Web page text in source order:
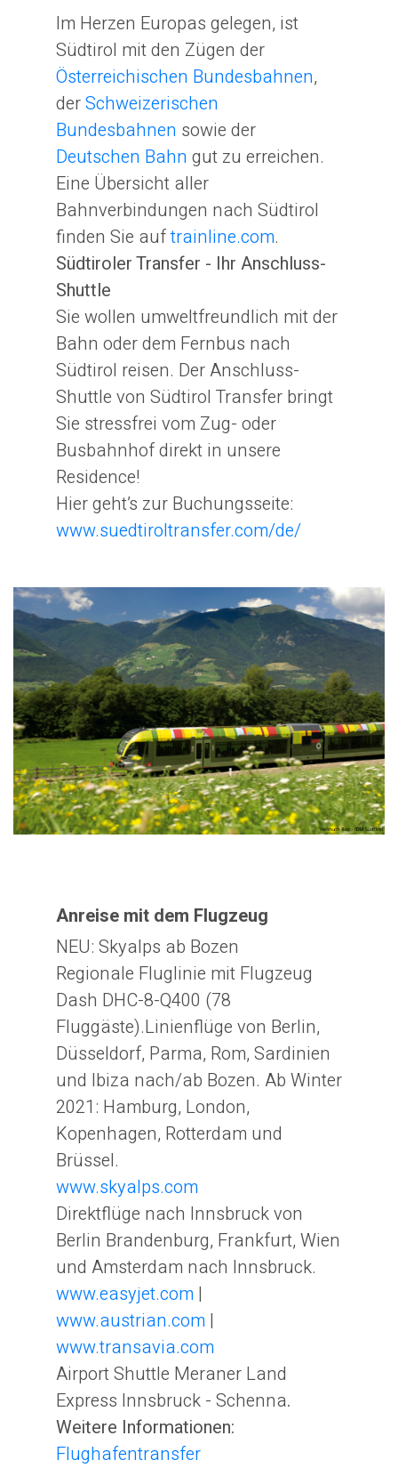
Im Herzen Europas gelegen, ist
Südtirol mit den Zügen der
Österreichischen Bundesbahnen,
derSchweizerischen
Bundesbahnen sowie der
Deutschen Bahn gut zu erreichen.
Eine Übersicht aller
Bahnverbindungen nach Südtirol
finden Sie auftrainline.com.
Südtiroler Transfer - Ihr Anschluss-
Shuttle
Sie wollen umweltfreundlich mit der
Bahn oder dem Fernbus nach
Südtirol reisen. Der Anschluss-
Shuttle von Südtirol Transfer bringt
Sie stressfrei vom Zug- oder
Busbahnhof direkt in unsere
Residence!
Hier geht’s zur Buchungsseite:
www.suedtiroltransfer.com/de/
Anreise mit dem Flugzeug
NEU: Skyalps ab Bozen
Regionale Fluglinie mit Flugzeug
Dash DHC-8-Q400 (78
Fluggäste).Linienflüge von Berlin,
Düsseldorf, Parma, Rom, Sardinien
und Ibiza nach/ab Bozen. Ab Winter
2021: Hamburg, London,
Kopenhagen, Rotterdam und
Brüssel.
www.skyalps.com
Direktflüge nach Innsbruck von
Berlin Brandenburg, Frankfurt, Wien
und Amsterdam nach Innsbruck.
www.easyjet.com |
www.austrian.com |
www.transavia.com
Airport Shuttle Meraner Land
Express Innsbruck - Schenna.
Weitere Informationen:
Flughafentransfer